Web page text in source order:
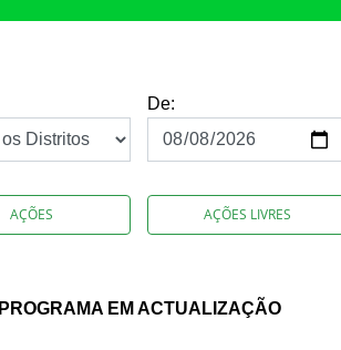
De:
AÇÕES AÇÕES LIVRES
PROGRAMA EM ACTUALIZAÇÃO